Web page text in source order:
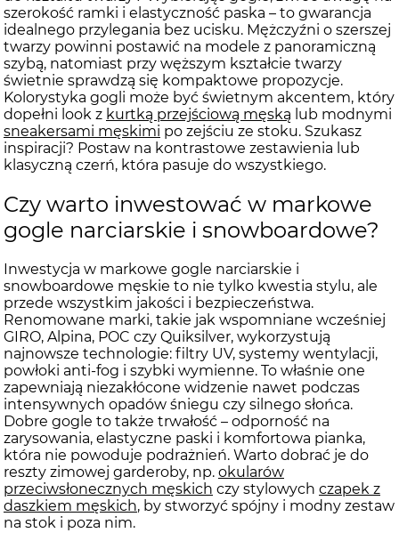
szerokość ramki i elastyczność paska – to gwarancja
idealnego przylegania bez ucisku. Mężczyźni o szerszej
twarzy powinni postawić na modele z panoramiczną
szybą, natomiast przy węższym kształcie twarzy
świetnie sprawdzą się kompaktowe propozycje.
Kolorystyka gogli może być świetnym akcentem, który
dopełni look z kurtką przejściową męską lub modnymi
sneakersami męskimi po zejściu ze stoku. Szukasz
inspiracji? Postaw na kontrastowe zestawienia lub
klasyczną czerń, która pasuje do wszystkiego.
Czy warto inwestować w markowe
gogle narciarskie i snowboardowe?
Inwestycja w markowe gogle narciarskie i
snowboardowe męskie to nie tylko kwestia stylu, ale
przede wszystkim jakości i bezpieczeństwa.
Renomowane marki, takie jak wspomniane wcześniej
GIRO, Alpina, POC czy Quiksilver, wykorzystują
najnowsze technologie: filtry UV, systemy wentylacji,
powłoki anti-fog i szybki wymienne. To właśnie one
zapewniają niezakłócone widzenie nawet podczas
intensywnych opadów śniegu czy silnego słońca.
Dobre gogle to także trwałość – odporność na
zarysowania, elastyczne paski i komfortowa pianka,
która nie powoduje podrażnień. Warto dobrać je do
reszty zimowej garderoby, np. okularów
przeciwsłonecznych męskich czy stylowych czapek z
daszkiem męskich, by stworzyć spójny i modny zestaw
na stok i poza nim.